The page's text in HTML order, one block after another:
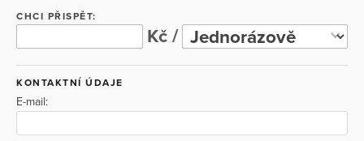
fond dětské onkologie Krtek, který je součástí Kliniky
dětské onkologie Fakultní nemocnice Brno. NFDO Krtek
již od roku 1999 podporuje onkologicky nemocné děti
během léčby i po ní v mnoha oblastech – snaží se
usnadnit jejich léčbu, vyrovnat se s jejími následky a
navýšit možnosti personalizované medicíny pro všechny
CHCI PŘISPĚT:
Kč /
KONTAKTNÍ ÚDAJE
E-mail: